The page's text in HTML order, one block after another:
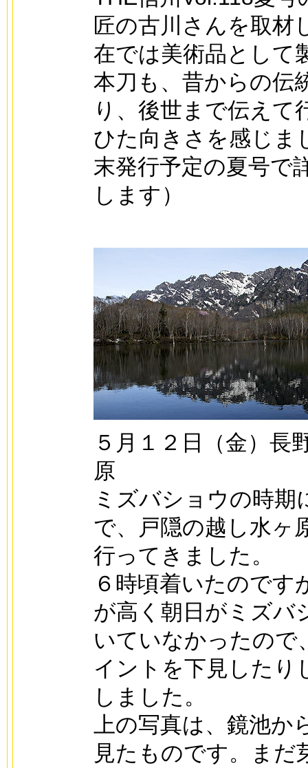
匠の古川さんを取材
在では美術品として
本刀も、昔からの伝
り、後世まで伝えて
ひた向きさを感じま
末発行予定の夏号で
します）
５月１２日（金）
原
ミズバショウの時期
で、戸隠の越し水ヶ
行ってきました。
６時頃着いたのです
が高く朝日がミズバ
いていなかったので
イントを下見したり
しました。
上の写真は、鏡池か
見たものです。まだ